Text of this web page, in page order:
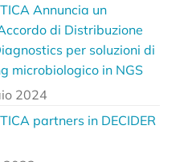
Annuncia un
di Distribuzione
per soluzioni di
microbiologico in NGS
2024
partners in DECIDER